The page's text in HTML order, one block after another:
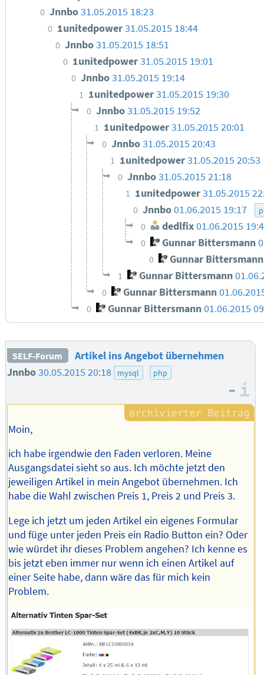
0 Jnnbo31.05.2015 18:23
0 1unitedpower31.05.2015 18:44
0 Jnnbo31.05.2015 18:51
0 1unitedpower31.05.2015 19:01
0 Jnnbo31.05.2015 19:14
1 1unitedpower31.05.2015 19:30
0 Jnnbo31.05.2015 19:52
1 1unitedpower31.05.2015 20:01
0 Jnnbo31.05.2015 20:43
1 1unitedpower31.05.2015 20:53
0 Jnnbo31.05.2015 21:18
1 1unitedpower31.05.2015
0 Jnnbo01.06.2015 19:17
0 dedlfix01.06.2015
0 Gunnar Bittersmann
0 Gunnar Bittersmann
1 Gunnar Bittersmann
0 Gunnar Bittersmann
0 Gunnar Bittersmann01.06.2015
SELF-Forum
Artikel ins Angebot übernehmen
Jnnbo30.05.2015 20:18 mysql php
–
Moin,
ich habe irgendwie den Faden verloren. Meine
Ausgangsdatei sieht so aus. Ich möchte jetzt den
jeweiligen Artikel in mein Angebot übernehmen. Ich
habe die Wahl zwischen Preis 1, Preis 2 und Preis 3.
Lege ich jetzt um jeden Artikel ein eigenes Formular
und füge unter jeden Preis ein Radio Button ein? Oder
wie würdet ihr dieses Problem angehen? Ich kenne es
bis jetzt eben immer nur wenn ich einen Artikel auf
einer Seite habe, dann wäre das für mich kein
Problem.